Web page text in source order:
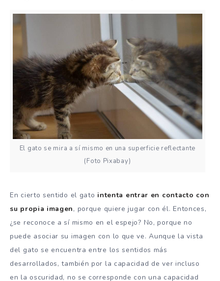
El gato se mira a sí mismo en una superficie reflectante
(Foto Pixabay)
En cierto sentido el gato intenta entrar en contacto con
su propia imagen, porque quiere jugar con él. Entonces,
¿se reconoce a sí mismo en el espejo? No, porque no
puede asociar su imagen con lo que ve. Aunque la vista
del gato se encuentra entre los sentidos más
desarrollados, también por la capacidad de ver incluso
en la oscuridad, no se corresponde con una capacidad